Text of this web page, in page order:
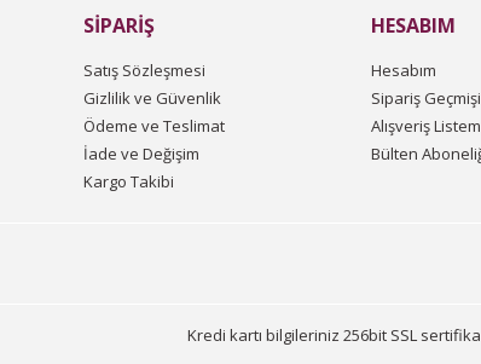
SİPARİŞ
Satış Sözleşmesi
Gizlilik ve Güvenlik
Ödeme ve Teslimat
İade ve Değişim
Kargo Takibi
HESABIM
Hesabım
Sipariş
Alışveriş Listem
Bülten
Kredi kartı bilgileriniz 256bit SSL